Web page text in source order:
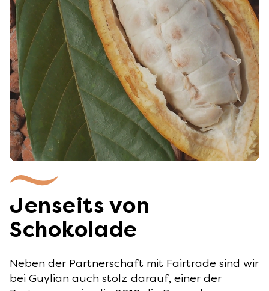
Jenseits von
Schokolade
Neben der Partnerschaft mit Fairtrade sind wir
bei Guylian auch stolz darauf, einer der